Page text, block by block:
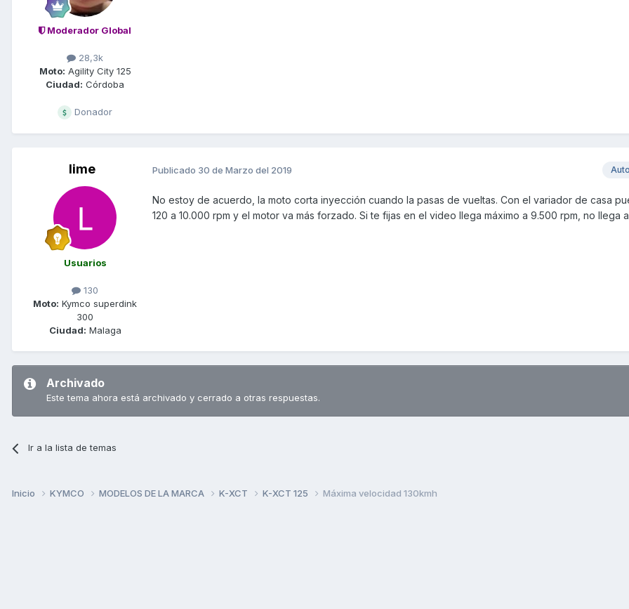
Moderador Global
28,3k
Moto: Agility City 125
Ciudad: Córdoba
Donador
lime
Usuarios
130
Moto: Kymco superdink
300
Ciudad: Malaga
Publicado 30 de Marzo del 2019
No estoy de acuerdo, la moto corta inyección cuando la pasas de vueltas. Con el variador de casa
120 a 10.000 rpm y el motor va más forzado. Si te fijas en el video llega máximo a 9.500 rpm, no llega
Archivado
Este tema ahora está archivado y cerrado a otras respuestas.
Ir a la lista de temas
Inicio KYMCO MODELOS DE LA MARCA K-XCT K-XCT 125 Máxima velocidad 130kmh